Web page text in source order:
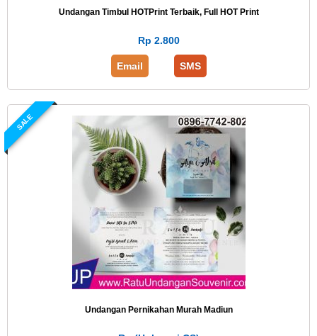
Undangan Timbul HOTPrint Terbaik, Full HOT Print
Rp 2.800
Email SMS
SALE
Undangan Pernikahan Murah Madiun